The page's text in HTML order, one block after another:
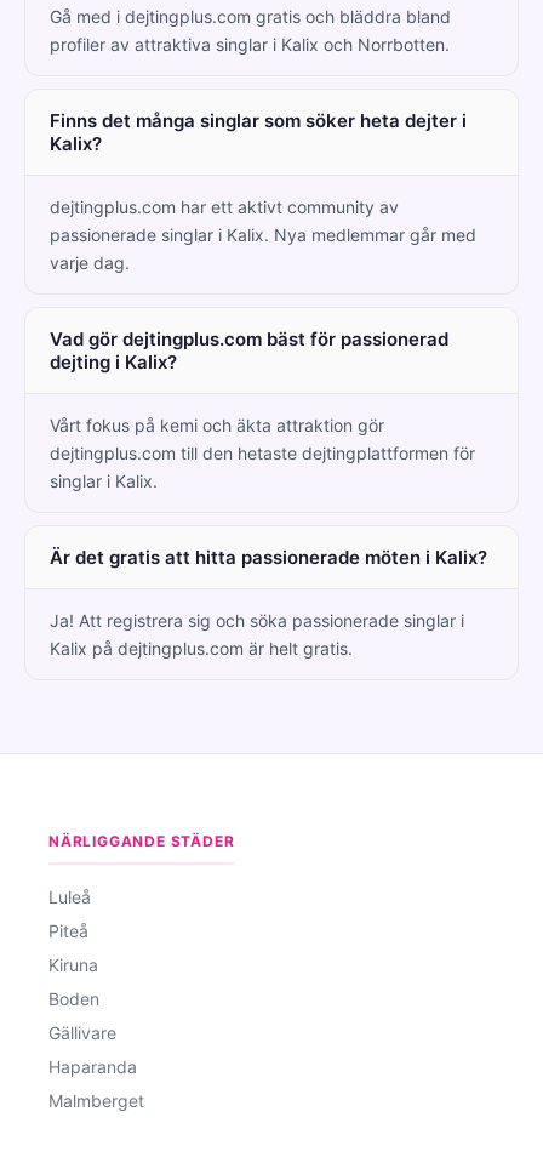
Gå med i dejtingplus.com gratis och bläddra bland
profiler av attraktiva singlar i Kalix och Norrbotten.
Finns det många singlar som söker heta dejter i
Kalix?
dejtingplus.com har ett aktivt community av
passionerade singlar i Kalix. Nya medlemmar går med
varje dag.
Vad gör dejtingplus.com bäst för passionerad
dejting i Kalix?
Vårt fokus på kemi och äkta attraktion gör
dejtingplus.com till den hetaste dejtingplattformen för
singlar i Kalix.
Är det gratis att hitta passionerade möten i Kalix?
Ja! Att registrera sig och söka passionerade singlar i
Kalix på dejtingplus.com är helt gratis.
NÄRLIGGANDE STÄDER
Luleå
Piteå
Kiruna
Boden
Gällivare
Haparanda
Malmberget